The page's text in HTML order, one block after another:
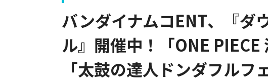
バンダイナムコENT、『ダ
ル』開催中！「ONE PIECE
「太鼓の達人ドンダフルフ